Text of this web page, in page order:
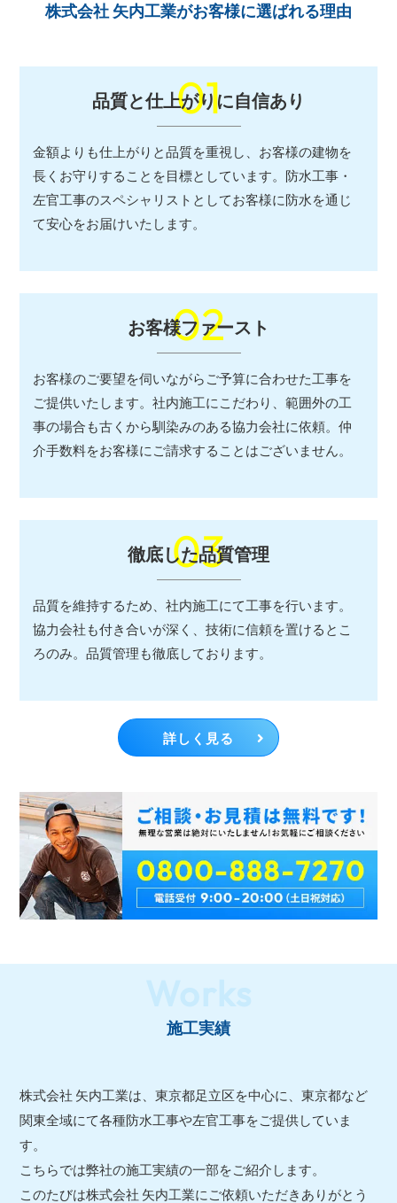
株式会社 矢内工業がお客様に選ばれる理由
01
品質と仕上がりに自信あり
金額よりも仕上がりと品質を重視し、お客様の建物を
長くお守りすることを目標としています。防水工事・
左官工事のスペシャリストとしてお客様に防水を通じ
て安心をお届けいたします。
02
お客様ファースト
お客様のご要望を伺いながらご予算に合わせた工事を
ご提供いたします。社内施工にこだわり、範囲外の工
事の場合も古くから馴染みのある協力会社に依頼。仲
介手数料をお客様にご請求することはございません。
03
徹底した品質管理
品質を維持するため、社内施工にて工事を行います。
協力会社も付き合いが深く、技術に信頼を置けるとこ
ろのみ。品質管理も徹底しております。
詳しく見る
Works
施工実績
株式会社 矢内工業は、東京都足立区を中心に、東京都など
関東全域にて各種防水工事や左官工事をご提供していま
す。
こちらでは弊社の施工実績の一部をご紹介します。
このたびは株式会社 矢内工業にご依頼いただきありがとう